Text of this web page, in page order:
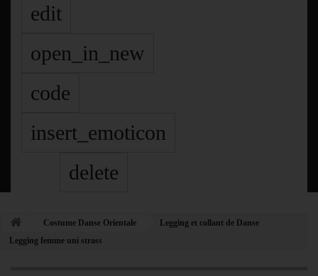
edit
open_in_new
code
insert_emoticon
delete
Costume Danse Orientale
Legging et collant de Danse
Legging femme uni strass